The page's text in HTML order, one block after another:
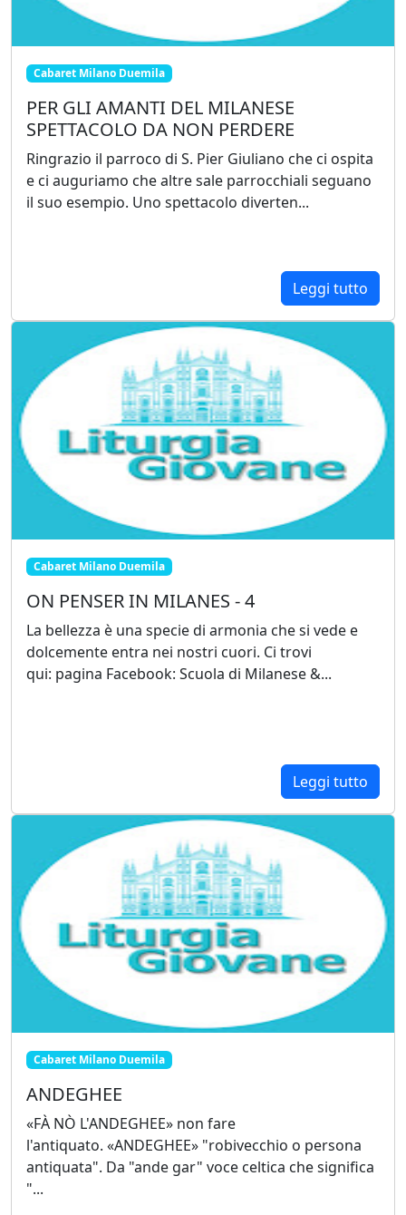
Cabaret Milano Duemila
PER GLI AMANTI DEL MILANESE
SPETTACOLO DA NON PERDERE
Ringrazio il parroco di S. Pier Giuliano che ci ospita
e ci auguriamo che altre sale parrocchiali seguano
il suo esempio. Uno spettacolo diverten...
Leggi tutto
Cabaret Milano Duemila
ON PENSER IN MILANES - 4
La bellezza è una specie di armonia che si vede e
dolcemente entra nei nostri cuori. Ci trovi
qui: pagina Facebook: Scuola di Milanese &...
Leggi tutto
Cabaret Milano Duemila
ANDEGHEE
«FÀ NÒ L'ANDEGHEE» non fare
l'antiquato. «ANDEGHEE» "robivecchio o persona
antiquata". Da "ande gar" voce celtica che significa
"...